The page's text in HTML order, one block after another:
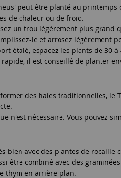
peut être planté au
de chaleur ou de froid.
un trou légèrement plus
le et arrosez légèrement
étalé, espacez les plants de 30
il est conseillé de planter
des haies traditionnelles, le
n'est nécessaire. Vous pouvez
bien avec des plantes de
être combiné avec des
thym en arrière-plan.